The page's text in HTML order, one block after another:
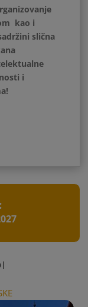
kao i
slična
i